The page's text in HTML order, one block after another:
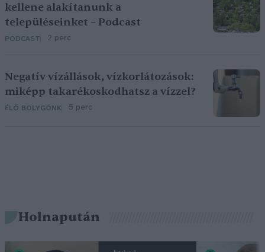
kellene alakítanunk a
településeinket – Podcast
PODCAST 2 perc
Negatív vízállások, vízkorlátozások:
miképp takarékoskodhatsz a vízzel?
ÉLŐ BOLYGÓNK 5 perc
Holnapután